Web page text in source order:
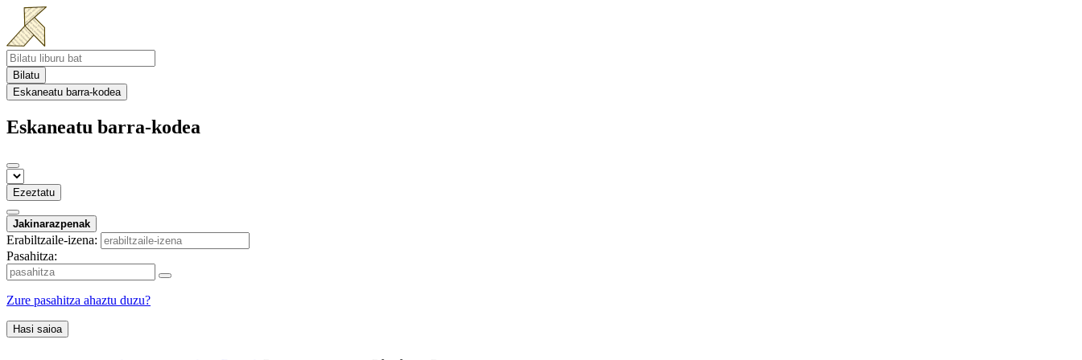
Bilatu
Eskaneatu barra-kodea
Eskaneatu barra-kodea
Ezeztatu
Jakinarazpenak
Erabiltzaile-izena:
Pasahitza:
Zure pasahitza ahaztu duzu?
Hasi saioa